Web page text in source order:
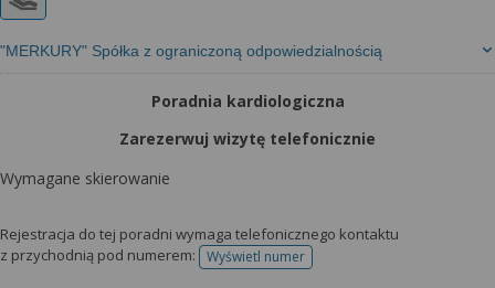
"MERKURY" Spółka z ograniczoną odpowiedzialnością
Poradnia kardiologiczna
Zarezerwuj wizytę telefonicznie
Wymagane skierowanie
Rejestracja do tej poradni wymaga telefonicznego kontaktu
z przychodnią pod numerem:
Wyświetl numertelefonu do rejestracji